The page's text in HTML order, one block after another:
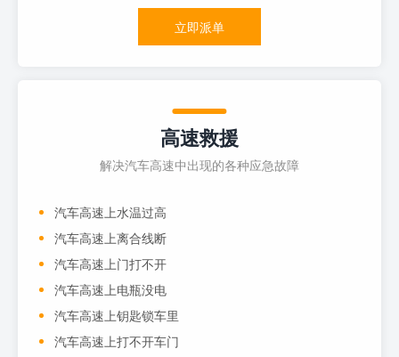
立即派单
高速救援
解决汽车高速中出现的各种应急故障
汽车高速上水温过高
汽车高速上离合线断
汽车高速上门打不开
汽车高速上电瓶没电
汽车高速上钥匙锁车里
汽车高速上打不开车门